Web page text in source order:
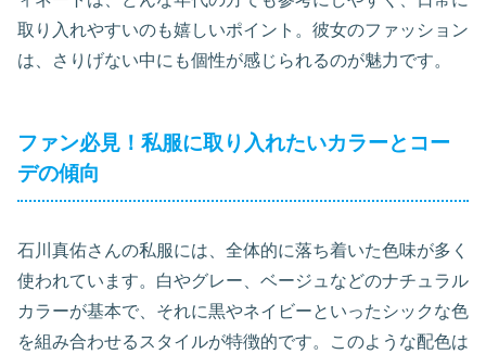
取り入れやすいのも嬉しいポイント。彼女のファッション
は、さりげない中にも個性が感じられるのが魅力です。
ファン必見！私服に取り入れたいカラーとコー
デの傾向
石川真佑さんの私服には、全体的に落ち着いた色味が多く
使われています。白やグレー、ベージュなどのナチュラル
カラーが基本で、それに黒やネイビーといったシックな色
を組み合わせるスタイルが特徴的です。このような配色は